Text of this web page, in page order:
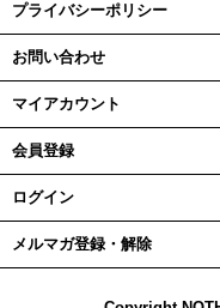
プライバシーポリシー
お問い合わせ
マイアカウント
会員登録
ログイン
メルマガ登録・解除